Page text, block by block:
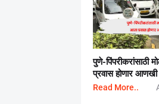
पुणे-पिंपरीकरांसाठी
प्रवास होणार
Read More..